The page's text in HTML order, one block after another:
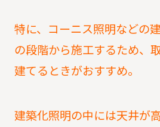
特に、コーニス照明などの
の段階から施工するため、
建てるときがおすすめ。
建築化照明の中には天井が